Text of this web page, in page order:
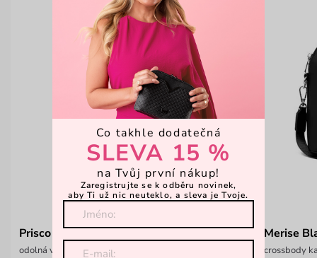
Prisco Black
odolná vycházková crossbody kabelka
Merise
crossbody
Co takhle dodatečná
SLEVA 15 %
na Tvůj první nákup!
Zaregistrujte se k odběru novinek,
aby Ti už nic neuteklo, a sleva je Tvoje.